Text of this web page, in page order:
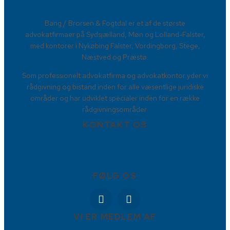
​Bang / Brorsen & Fogtdal er et af de største
advokatfirmaer på Sydsjælland, Møn og Lolland-Falster,
med kontorer i Nykøbing Falster, Vordingborg, Stege,
Næstved og Præstø.
Som professionelt advokatfirma og advokatkontor yder vi
rådgivning og bistand inden for alle væsentlige juridiske
områder og har udviklet specialer inden for en række
rådgivningsområder.
KONTAKT OS
FØLG OS
VI ER MEDLEM AF